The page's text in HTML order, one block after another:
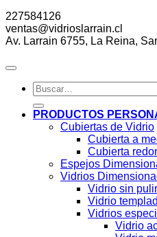
227584126
ventas@vidrioslarrain.cl
Av. Larrain 6755, La Reina,
Buscar
por:
PRODUCTOS
Cubiertas de Vidrio
Cubierta a
Cubierta
Espejos
Vidrios
Vidrio sin pulir
Vidrio
Vidrios
Vidrio